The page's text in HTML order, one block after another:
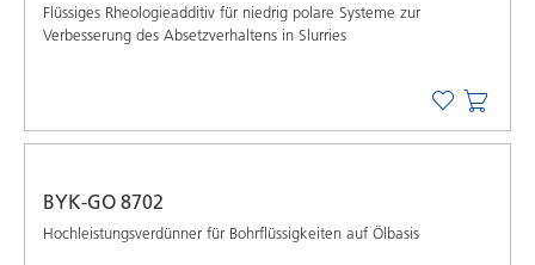
Flüssiges Rheologieadditiv für niedrig polare Systeme zur
Verbesserung des Absetzverhaltens in Slurries
BYK-GO 8702
Hochleistungsverdünner für Bohrflüssigkeiten auf Ölbasis